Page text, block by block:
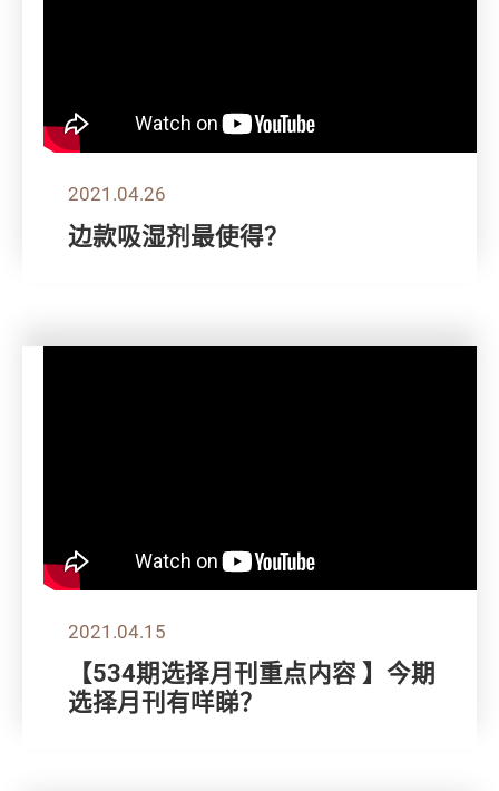
2021.04.26
边款吸湿剂最使得？
2021.04.15
【534期选择月刊重点内容 】今期
选择月刊有咩睇？